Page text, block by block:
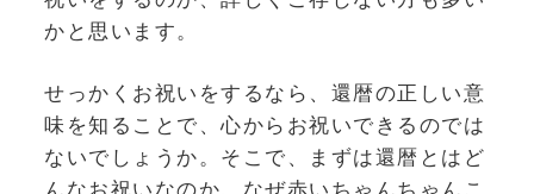
かと思います。
せっかくお祝いをするなら、還暦の正しい意
味を知ることで、心からお祝いできるのでは
ないでしょうか。そこで、まずは還暦とはど